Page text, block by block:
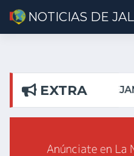
NOTICIAS DE
EXTRA
DETIENEN EN TEUCHITLÁN A PRESUNTOS INTEGRANTES DE GRUPO DELICTIVO